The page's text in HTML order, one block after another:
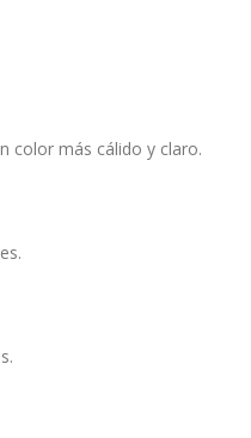
color más cálido y claro.